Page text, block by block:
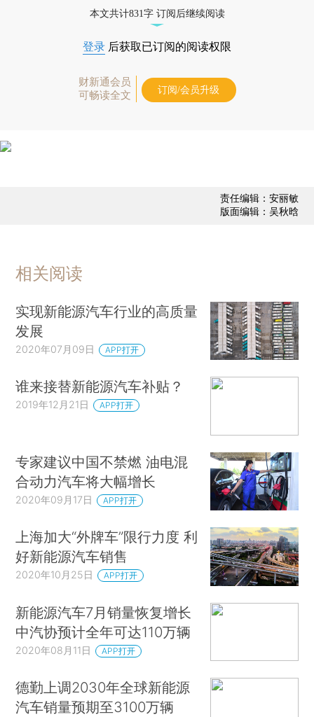
本文共计831字 订阅后继续阅读
登录 后获取已订阅的阅读权限
财新通会员
可畅读全文
订阅/会员升级
责任编辑：安丽敏
版面编辑：吴秋晗
相关阅读
实现新能源汽车行业的高质量
发展
2020年07月09日 APP打开
谁来接替新能源汽车补贴？
2019年12月21日 APP打开
专家建议中国不禁燃 油电混
合动力汽车将大幅增长
2020年09月17日 APP打开
上海加大“外牌车”限行力度 利
好新能源汽车销售
2020年10月25日 APP打开
新能源汽车7月销量恢复增长
中汽协预计全年可达110万辆
2020年08月11日 APP打开
德勤上调2030年全球新能源
汽车销量预期至3100万辆